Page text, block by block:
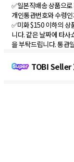
✅일본직배송 상품으
개인통관번호와 수령
✅미화 $150 이하의 상
니다. 같은 날짜에 타사
을 부탁드립니다. 통관
TOBI Seller